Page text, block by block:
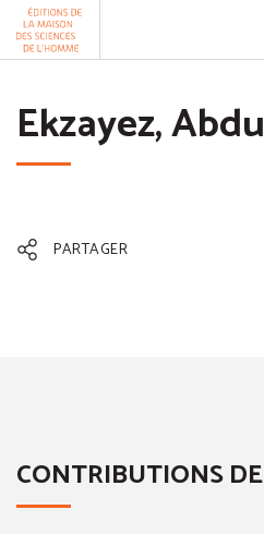
Aller au contenu
Ekzayez,
PARTAGER
CONTRIBUTIONS
Panneau de gestion des cookies